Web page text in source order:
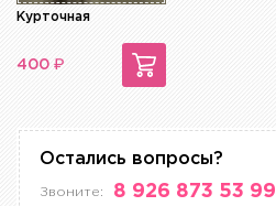
Курточная
400 ₽
Остались вопросы?
Звоните: 8 926 873 53 99